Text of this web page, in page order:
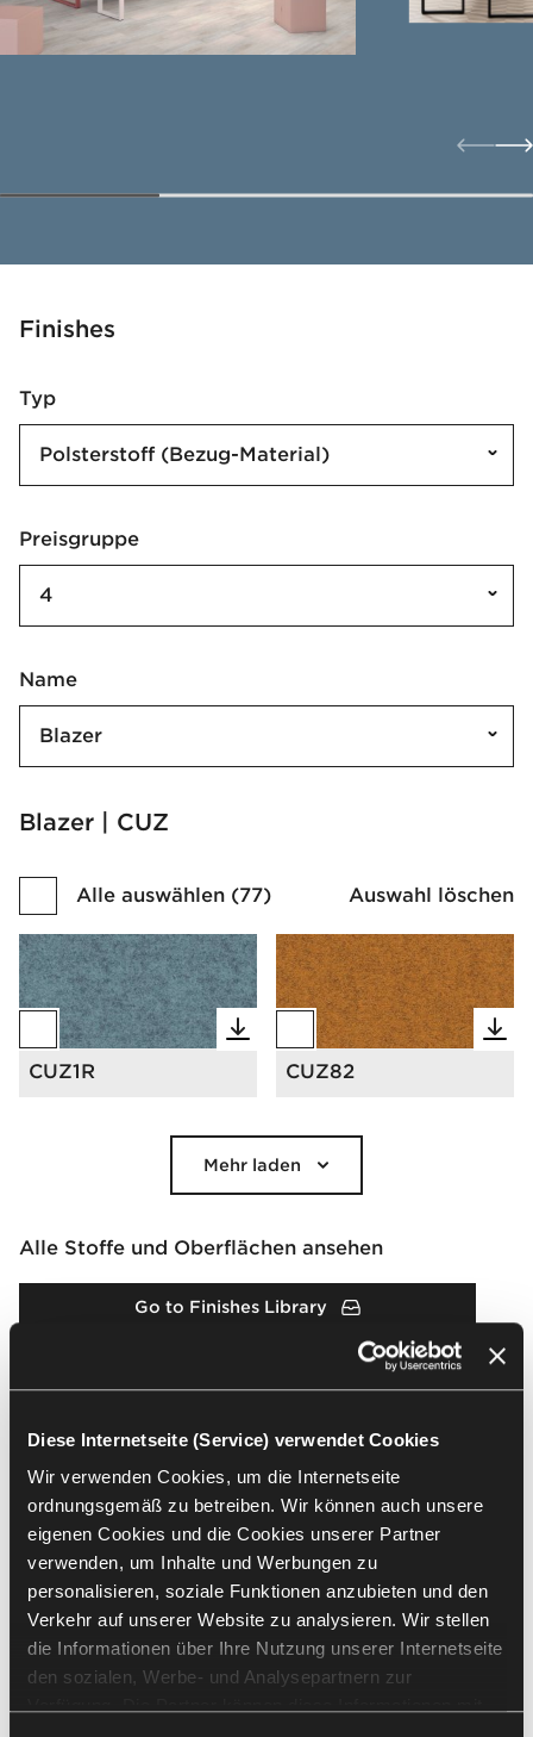
Diese Internetseite (Service) verwendet Cookies
Wir verwenden Cookies, um die Internetseite
ordnungsgemäß zu betreiben. Wir können auch unsere
eigenen Cookies und die Cookies unserer Partner
verwenden, um Inhalte und Werbungen zu
personalisieren, soziale Funktionen anzubieten und den
Verkehr auf unserer Website zu analysieren. Wir stellen
die Informationen über Ihre Nutzung unserer Internetseite
den sozialen, Werbe- und Analysepartnern zur
Finishes
Typ
Polsterstoff (Bezug-Material)
Preisgruppe
4
Name
Blazer
Blazer | CUZ
Alle auswählen (77) Auswahl löschen
CUZ1R CUZ82
Mehr laden
Alle Stoffe und Oberflächen ansehen
Go to Finishes Library
Downloads
Packshots Arrangement 2D & 3D Brochures &
Alle auswählen(20 ) Auswahl löschen